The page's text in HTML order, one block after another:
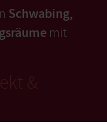
Schwabing,
mit
&